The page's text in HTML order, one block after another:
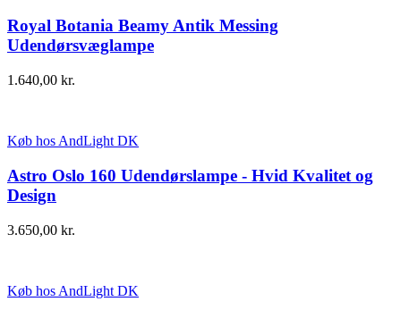
Royal Botania Beamy Antik Messing
Udendørsvæglampe
1.640,00 kr.
Køb hos AndLight DK
Astro Oslo 160 Udendørslampe - Hvid Kvalitet og
Design
3.650,00 kr.
Køb hos AndLight DK